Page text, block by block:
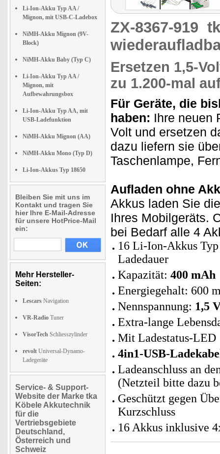
Li-Ion-Akku Typ AA /
Mignon, mit USB-C-Ladebox
NiMH-Akku Mignon (9V-
Block)
NiMH-Akku Baby (Typ C)
Li-Ion-Akku Typ AA /
Mignon, mit
Aufbewahrungsbox
Li-Ion-Akku Typ AA, mit
USB-Ladefunktion
NiMH-Akku Mignon (AA)
NiMH-Akku Mono (Typ D)
Li-Ion-Akkus Typ 18650
Bleiben Sie mit uns im
Kontakt und tragen Sie
hier Ihre E-Mail-Adresse
für unsere HotPrice-Mail
ein:
Mehr Hersteller-
Seiten:
Lescars Navigation
VR-Radio Tuner
VisorTech Schliesszylinder
revolt Universal-Dynamo-
Ladegeräte
Service- & Support-
Website der Marke tka
Köbele Akkutechnik
für die
Vertriebsgebiete
Deutschland,
Österreich und
Schweiz
ZX-8367-919
Ersetzen 1,5-
zu 1.200-mal
Für Geräte, die
haben: Ihre neuen
Volt und ersetzen
dazu liefern sie
Taschenlampe,
Aufladen ohne
Akkus laden Sie
Ihres Mobilgeräts.
bei Bedarf alle 4
16 Li-Ion-Akkus
Ladedauer
Kapazität: 400 mAh
Energiegehalt: 600
Nennspannung: 1,5
Extra-lange
Mit Ladestatus-LED
4in1-USB-
Ladeanschluss an
(Netzteil bitte dazu
Geschützt gegen
Kurzschluss
16 Akkus inklusive